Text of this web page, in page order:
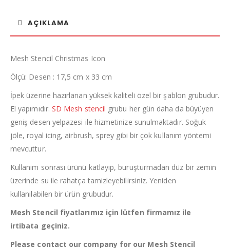
AÇIKLAMA
Mesh Stencil Christmas Icon
Ölçü: Desen : 17,5 cm x 33 cm
İpek üzerine hazırlanan yüksek kaliteli özel bir şablon grubudur.
El yapımıdır. SD Mesh stencil grubu her gün daha da büyüyen
geniş desen yelpazesi ile hizmetinize sunulmaktadır. Soğuk
jöle, royal icing, airbrush, sprey gibi bir çok kullanım yöntemi
mevcuttur.
Kullanım sonrası ürünü katlayıp, buruşturmadan düz bir zemin
üzerinde su ile rahatça tamizleyebilirsiniz. Yeniden
kullanılabilen bir ürün grubudur.
Mesh Stencil fiyatlarımız için lütfen firmamız ile
irtibata geçiniz.
Please contact our company for our Mesh Stencil